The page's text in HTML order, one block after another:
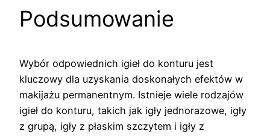
Podsumowanie
Wybór odpowiednich igieł do konturu jest
kluczowy dla uzyskania doskonałych efektów w
makijażu permanentnym. Istnieje wiele rodzajów
igieł do konturu, takich jak igły jednorazowe, igły
z grupą, igły z płaskim szczytem i igły z